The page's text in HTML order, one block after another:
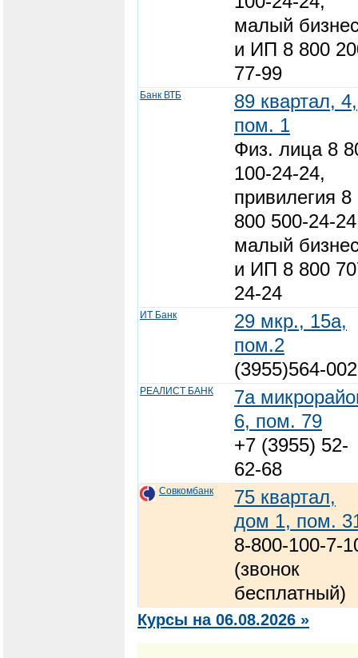
малый
и ИП 8 800
77-99
Банк ВТБ
89 квартал, 4,
пом. 1
Физ. лица 8
100-24-24,
привилегия 8
800 500-24-
малый
и ИП 8 800
24-24
ИТ Банк
29 мкр., 15а,
пом.2
(3955)564-002
РЕАЛИСТ БАНК
7а
6, пом. 79
+7 (3955) 52-
62-68
Совкомбанк
75 квартал,
дом 1, пом.
8-800-100-7-
(звонок
бесплатный)
Курсы на 06.08.2026 »